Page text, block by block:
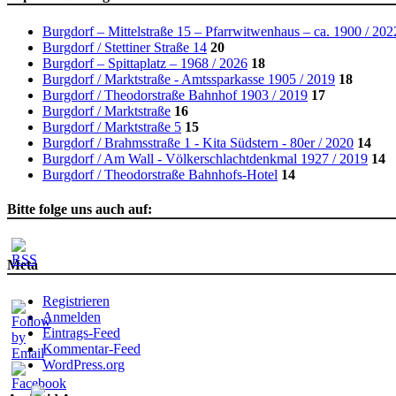
Burgdorf – Mittelstraße 15 – Pfarrwitwenhaus – ca. 1900 /
Burgdorf / Stettiner Straße 14 20
Burgdorf – Spittaplatz – 1968 / 2026 18
Burgdorf / Marktstraße - Amtssparkasse 1905 / 2019 18
Burgdorf / Theodorstraße Bahnhof 1903 / 2019 17
Burgdorf / Marktstraße 16
Burgdorf / Marktstraße 5 15
Burgdorf / Brahmsstraße 1 - Kita Südstern - 80er / 2020 14
Burgdorf / Am Wall - Völkerschlachtdenkmal 1927 / 2019 14
Burgdorf / Theodorstraße Bahnhofs-Hotel 14
Bitte folge uns auch auf:
Meta
Registrieren
Anmelden
Eintrags-Feed
Kommentar-Feed
WordPress.org